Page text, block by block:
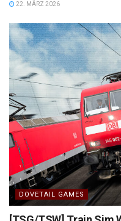
22. MÄRZ 2026
DOVETAIL GAMES